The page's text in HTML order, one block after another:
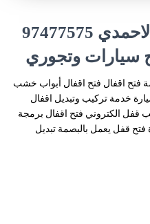
فتح اقفال اسطبلات الاحمدي 97477575
سيارات وتجوري
فتح اقفال فتح اقفال أبواب خشب
خدمة تركيب وتبديل اقفال
قفل الكتروني فتح اقفال برمجة
فتح قفل يعمل بالبصمة تبديل